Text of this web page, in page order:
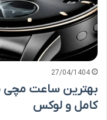
27/04/1404
بهترین ساعت مچی
کامل و لوکس